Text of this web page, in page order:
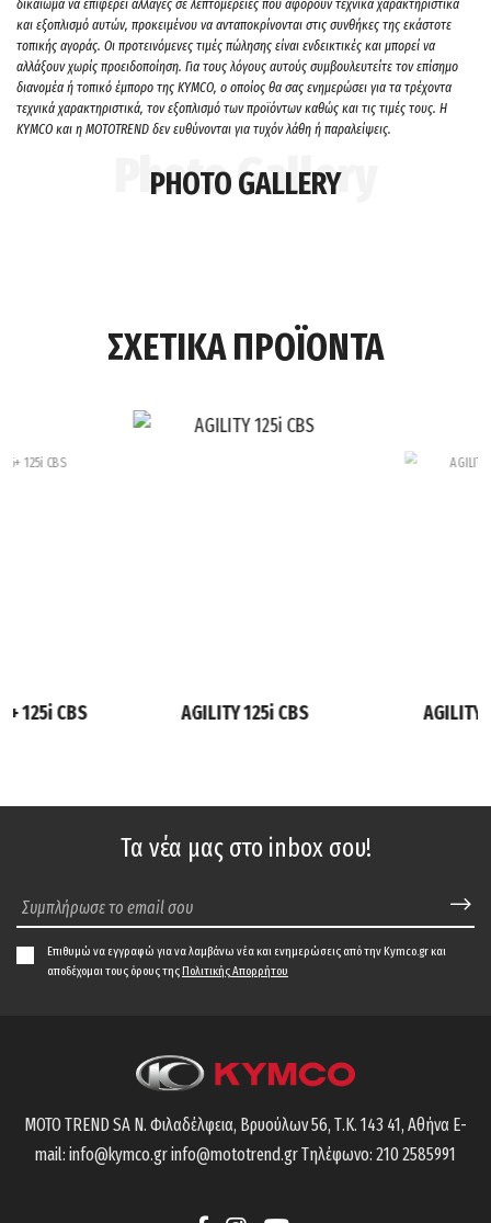
δικαίωμα να επιφέρει αλλαγές σε λεπτομέρειες που αφορούν τεχνικά χαρακτηριστικά
και εξοπλισμό αυτών, προκειμένου να ανταποκρίνονται στις συνθήκες της εκάστοτε
τοπικής αγοράς. Οι προτεινόμενες τιμές πώλησης είναι ενδεικτικές και μπορεί να
αλλάξουν χωρίς προειδοποίηση. Για τους λόγους αυτούς συμβουλευτείτε τον επίσημο
διανομέα ή τοπικό έμπορο της ΚΥΜCO, ο οποίος θα σας ενημερώσει για τα τρέχοντα
τεχνικά χαρακτηριστικά, τον εξοπλισμό των προϊόντων καθώς και τις τιμές τους. H
KYMCO και η MOTOTREND δεν ευθύνονται για τυχόν λάθη ή παραλείψεις.
PHOTO GALLERY
ΣΧΕΤΙΚΑ ΠΡΟΪΟΝΤΑ
125i CBS AGILITY 125i CBS AGILITY
Τα νέα μας στο inbox σου!
Επιθυμώ να εγγραφώ για να λαμβάνω νέα και ενημερώσεις από την Kymco.gr και
αποδέχομαι τους όρους τηςΠολιτικής Απορρήτου
MOTO TREND SA Ν. Φιλαδέλφεια, Βρυούλων 56, Τ.Κ. 143 41, Αθήνα E-
mail: info@kymco.grinfo@mototrend.grΤηλέφωνο: 210 2585991